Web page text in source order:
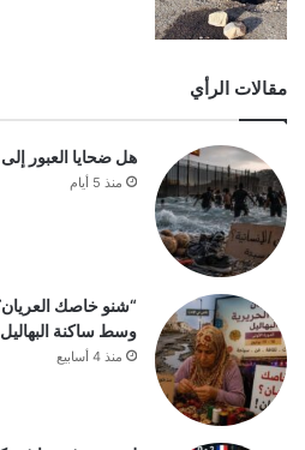
مقالات الرأي
هل ضحايا العبور
منذ 5 أيام
“شنو خاصك
وسط ساكنة
منذ 4 أسابيع